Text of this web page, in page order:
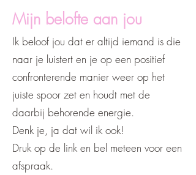
Mijn belofte aan jou
Ik beloof jou dat er altijd iemand is die
naar je luistert en je op een positief
confronterende manier weer op het
juiste spoor zet en houdt met de
daarbij behorende energie.
Denk je, ja dat wil ik ook!
Druk op de link en bel meteen voor een
afspraak.